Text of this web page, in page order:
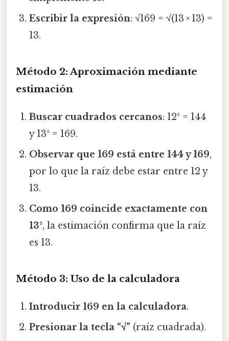
Escribir la expresión: √169 = √(13 × 13) =
13.
Método 2: Aproximación mediante
estimación
Buscar cuadrados cercanos: 12² = 144
y 13² = 169.
Observar que 169 está entre 144 y 169,
por lo que la raíz debe estar entre 12 y
13.
Como 169 coincide exactamente con
13², la estimación confirma que la raíz
es 13.
Método 3: Uso de la calculadora
Introducir 169 en la calculadora.
Presionar la tecla “√” (raíz cuadrada).